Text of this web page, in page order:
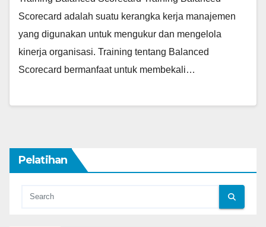
Scorecard adalah suatu kerangka kerja manajemen
yang digunakan untuk mengukur dan mengelola
kinerja organisasi. Training tentang Balanced
Scorecard bermanfaat untuk membekali…
Pelatihan